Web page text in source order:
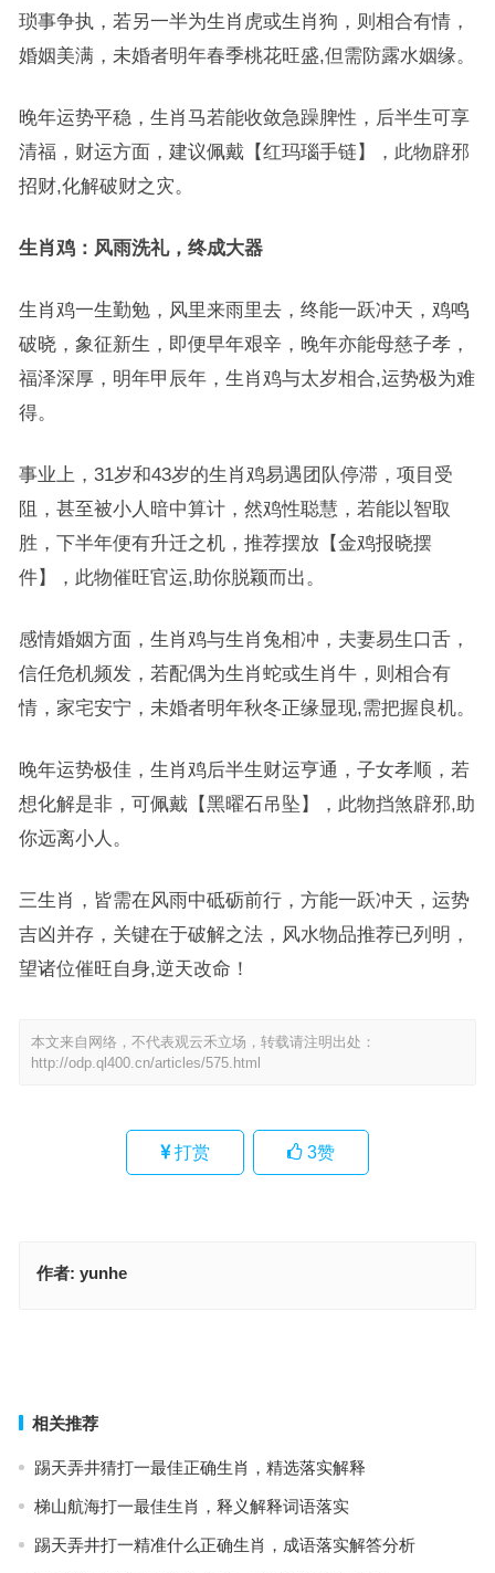
琐事争执，若另一半为生肖虎或生肖狗，则相合有情，
婚姻美满，未婚者明年春季桃花旺盛,但需防露水姻缘。
晚年运势平稳，生肖马若能收敛急躁脾性，后半生可享
清福，财运方面，建议佩戴【红玛瑙手链】，此物辟邪
招财,化解破财之灾。
生肖鸡：风雨洗礼，终成大器
生肖鸡一生勤勉，风里来雨里去，终能一跃冲天，鸡鸣
破晓，象征新生，即便早年艰辛，晚年亦能母慈子孝，
福泽深厚，明年甲辰年，生肖鸡与太岁相合,运势极为难
得。
事业上，31岁和43岁的生肖鸡易遇团队停滞，项目受
阻，甚至被小人暗中算计，然鸡性聪慧，若能以智取
胜，下半年便有升迁之机，推荐摆放【金鸡报晓摆
件】，此物催旺官运,助你脱颖而出。
感情婚姻方面，生肖鸡与生肖兔相冲，夫妻易生口舌，
信任危机频发，若配偶为生肖蛇或生肖牛，则相合有
情，家宅安宁，未婚者明年秋冬正缘显现,需把握良机。
晚年运势极佳，生肖鸡后半生财运亨通，子女孝顺，若
想化解是非，可佩戴【黑曜石吊坠】，此物挡煞辟邪,助
你远离小人。
三生肖，皆需在风雨中砥砺前行，方能一跃冲天，运势
吉凶并存，关键在于破解之法，风水物品推荐已列明，
望诸位催旺自身,逆天改命！
本文来自网络，不代表观云禾立场，转载请注明出处：
http://odp.ql400.cn/articles/575.html
打赏 3赞
作者: yunhe
相关推荐
踢天弄井猜打一最佳正确生肖，精选落实解释
梯山航海打一最佳生肖，释义解释词语落实
踢天弄井打一精准什么正确生肖，成语落实解答分析